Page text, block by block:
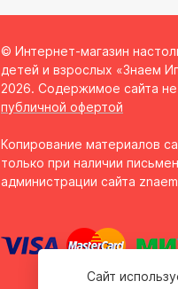
© Интернет-магазин
детей и взрослых «Знаем
2026. Содержимое сайта не
публичной офертой
Копирование материалов
только при наличии
администрации сайта
Сайт